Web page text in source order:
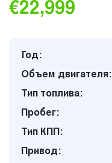
€22,999
Год:
Объем двигателя:
Тип топлива:
Пробег:
Тип КПП:
Привод: